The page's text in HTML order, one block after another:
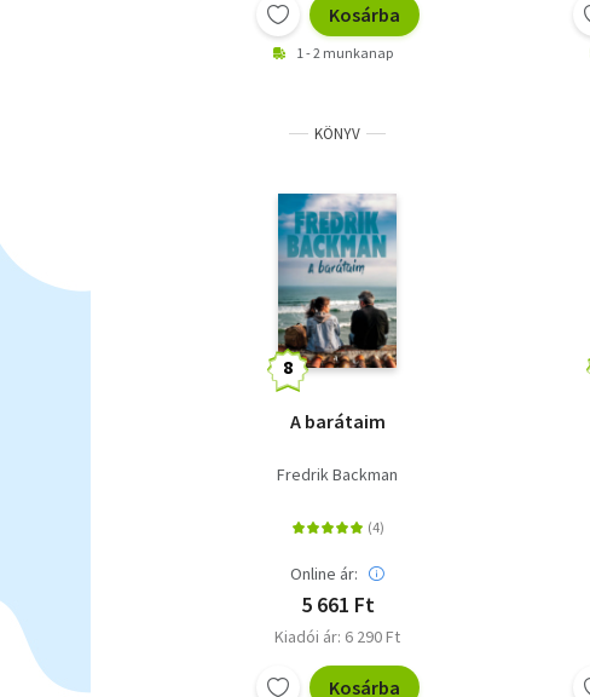
Kosárba
1 - 2 munkanap
KÖNYV
A barátaim
Fredrik Backman
Online ár:
5 661 Ft
Kiadói ár: 6 290 Ft
Kosárba